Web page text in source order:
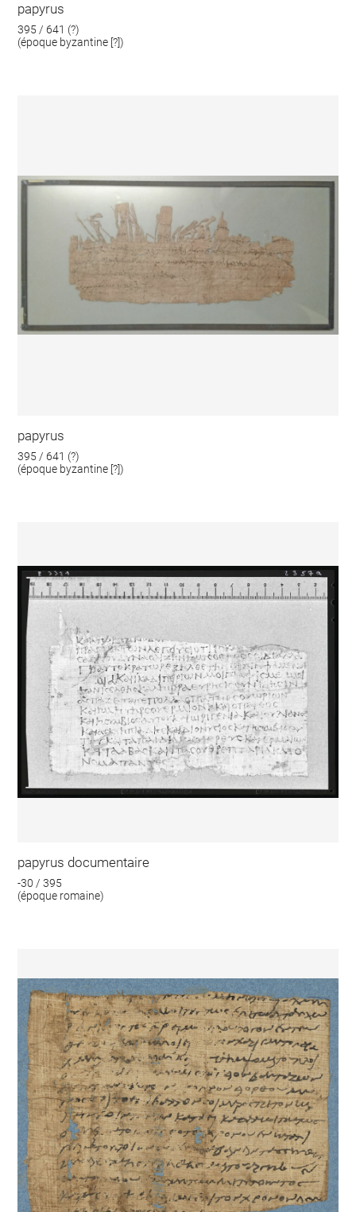
papyrus
395 / 641 (?)
(époque byzantine [?])
papyrus
395 / 641 (?)
(époque byzantine [?])
papyrus documentaire
-30 / 395
(époque romaine)